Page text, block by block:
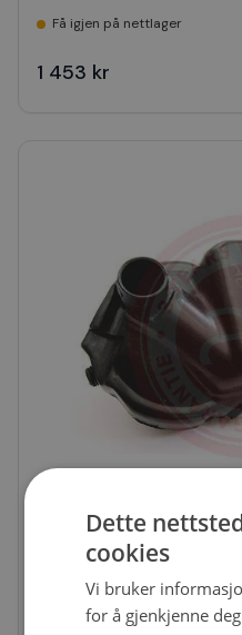
Få igjen på nettlager
1 453 kr
PAK-AT20011
Veivhusventilasjon
Få igjen på nettlager
1 446 kr
Dette
cookies
Vi bruker
for å gjenkjenne